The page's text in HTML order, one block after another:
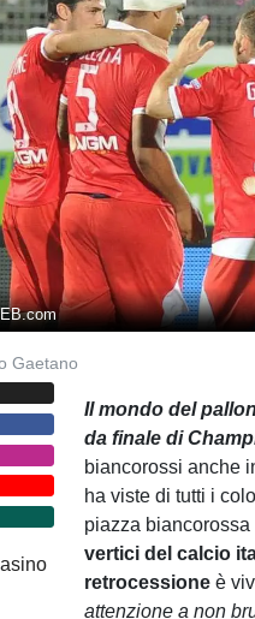
Gaetano
Il mondo del
da finale di
biancorossi anche
ha viste di tutti i
piazza
vertici del calcio
retrocessioneè
attenzione a non